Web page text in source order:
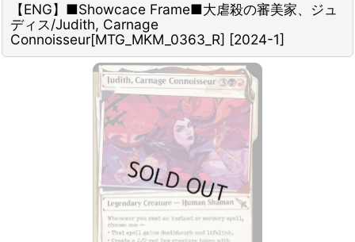
【ENG】■Showcace Frame■大虐殺の審美家、ジュ
ディス/Judith, Carnage
Connoisseur[MTG_MKM_0363_R] [2024-1]